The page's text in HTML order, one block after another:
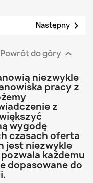
Następny 
Powrót do góry 
niezwykle
pracy z
z
wygodę
czasach oferta
jest niezwykle
każdemu
dopasowane do